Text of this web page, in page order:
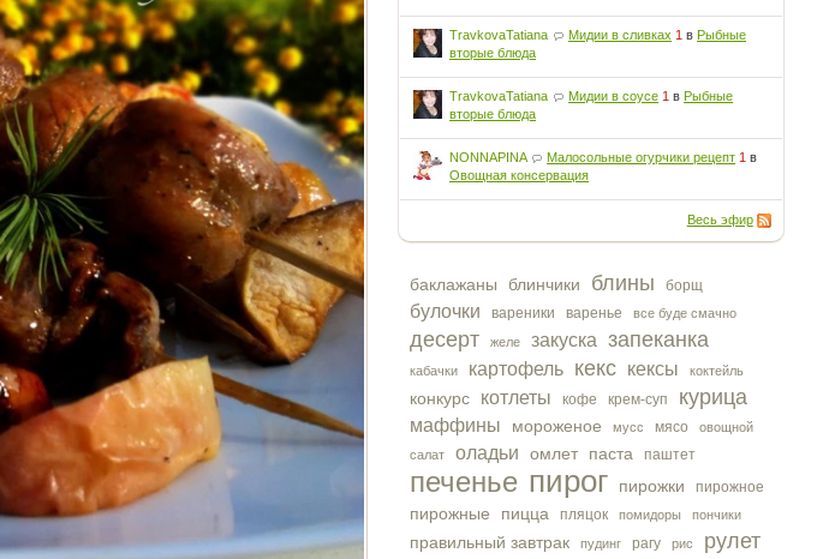
TravkovaTatiana Мидии в сливках 1 вРыбные
вторые блюда
TravkovaTatiana Мидии в соусе 1 вРыбные
вторые блюда
NONNAPINA Малосольные огурчики рецепт 1 в
Овощная консервация
Весь эфир
баклажаны блинчики блины борщ
булочки вареники варенье все буде смачно
десерт желе закуска запеканка
кабачки картофель кекс кексы коктейль
конкурс котлеты кофе крем-суп курица
маффины мороженое мусс мясо
овощной
салат
оладьи омлет паста паштет
печенье пирог пирожки пирожное
пирожные пицца пляцок помидоры пончики
правильный завтрак пудинг рагу рис рулет